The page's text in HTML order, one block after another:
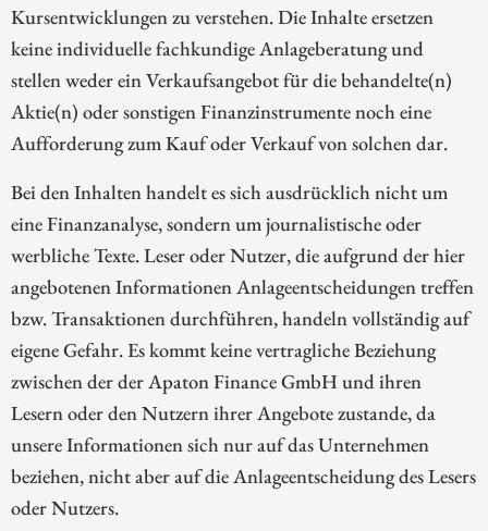
Kursentwicklungen zu verstehen. Die Inhalte ersetzen
keine individuelle fachkundige Anlageberatung und
stellen weder ein Verkaufsangebot für die behandelte(n)
Aktie(n) oder sonstigen Finanzinstrumente noch eine
Aufforderung zum Kauf oder Verkauf von solchen dar.
Bei den Inhalten handelt es sich ausdrücklich nicht um
eine Finanzanalyse, sondern um journalistische oder
werbliche Texte. Leser oder Nutzer, die aufgrund der hier
angebotenen Informationen Anlageentscheidungen treffen
bzw. Transaktionen durchführen, handeln vollständig auf
eigene Gefahr. Es kommt keine vertragliche Beziehung
zwischen der der Apaton Finance GmbH und ihren
Lesern oder den Nutzern ihrer Angebote zustande, da
unsere Informationen sich nur auf das Unternehmen
beziehen, nicht aber auf die Anlageentscheidung des Lesers
oder Nutzers.